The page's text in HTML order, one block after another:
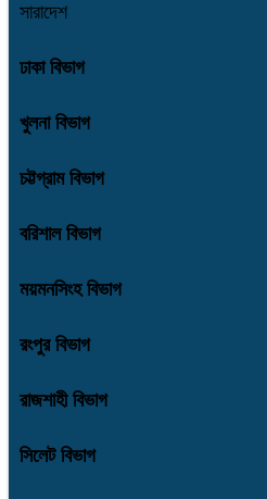
সারাদেশ
ঢাকা বিভাগ
খুলনা বিভাগ
চট্টগ্রাম বিভাগ
বরিশাল বিভাগ
ময়মনসিংহ বিভাগ
রংপুর বিভাগ
রাজশাহী বিভাগ
সিলেট বিভাগ